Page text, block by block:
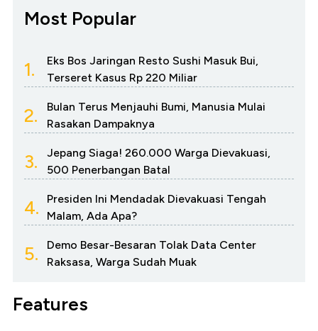
Most Popular
1.
Eks Bos Jaringan Resto Sushi Masuk Bui,
Terseret Kasus Rp 220 Miliar
2.
Bulan Terus Menjauhi Bumi, Manusia Mulai
Rasakan Dampaknya
3.
Jepang Siaga! 260.000 Warga Dievakuasi,
500 Penerbangan Batal
4.
Presiden Ini Mendadak Dievakuasi Tengah
Malam, Ada Apa?
5.
Demo Besar-Besaran Tolak Data Center
Raksasa, Warga Sudah Muak
Features